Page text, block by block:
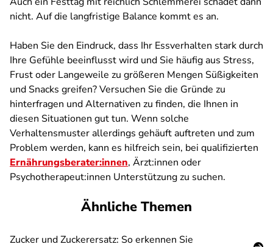
nicht. Auf die langfristige Balance kommt es an.
Haben Sie den Eindruck, dass Ihr Essverhalten stark durch
Ihre Gefühle beeinflusst wird und Sie häufig aus Stress,
Frust oder Langeweile zu größeren Mengen Süßigkeiten
und Snacks greifen? Versuchen Sie die Gründe zu
hinterfragen und Alternativen zu finden, die Ihnen in
diesen Situationen gut tun. Wenn solche
Verhaltensmuster allerdings gehäuft auftreten und zum
Problem werden, kann es hilfreich sein, bei qualifizierten
Ernährungsberater:innen, Ärzt:innen oder
Psychotherapeut:innen Unterstützung zu suchen.
Ähnliche Themen
Zucker und Zuckerersatz: So erkennen Sie